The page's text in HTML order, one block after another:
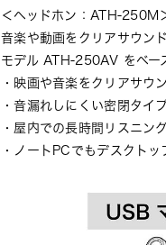
＜ヘッドホン：ATH-250M
音楽や動画をクリアサウン
モデル ATH-250AV をベー
・映画や音楽をクリアサウ
・音漏れしにくい密閉タイプ
・屋内での長時間リスニン
・ノートPCでもデスクト